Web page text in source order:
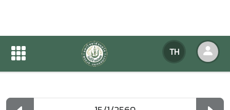
TH
ปฏิทินกิจกรรมของหน่วยงาน
ปฏิทินกิจกรรมของหน่วยงาน